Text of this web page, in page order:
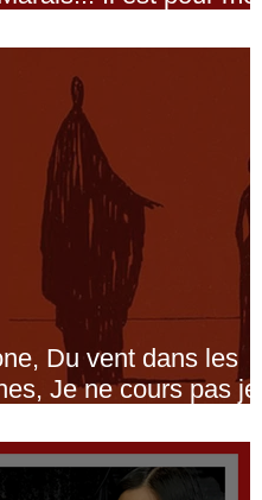
de théâtre del’Ecole
Il est pour moi
Du vent dans les
Je ne cours pas je
ateliers spectacles